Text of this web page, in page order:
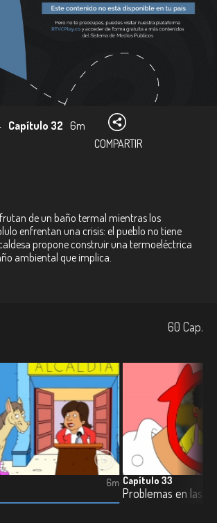
Capítulo 32 6m
COMPARTIR
de un baño termal mientras los
enfrentan una crisis: el pueblo no tiene
propone construir una termoeléctrica
ambiental que implica.
60 Cap.
6m Capítulo 33
Problemas en las